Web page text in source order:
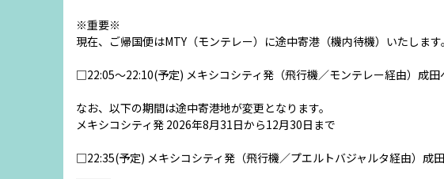
※重要※
現在、ご帰国便はMTY（モンテレー）に途中寄港（機内待機）いたします。
□22:05～22:10(予定) メキシコシティ発（飛行機／モンテレー経由）成田
なお、以下の期間は途中寄港地が変更となります。
メキシコシティ発 2026年8月31日から12月30日まで
□22:35(予定) メキシコシティ発（飛行機／プエルトバジャルタ経由）成